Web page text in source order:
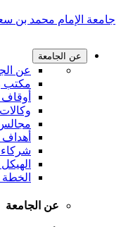
جامعة الإمام محمد بن
عن الجامعة
عن
مكتب
أهداف
شركاء
الخطة
عن الجامعة